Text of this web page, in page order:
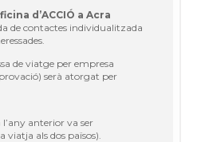
d’ACCIÓ a Acra
de contactes individualitzada
de viatge per empresa
serà atorgat per
anterior va ser
viatja als dos països).